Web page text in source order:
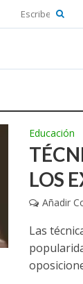
Educación
LOS
Añadir
Las